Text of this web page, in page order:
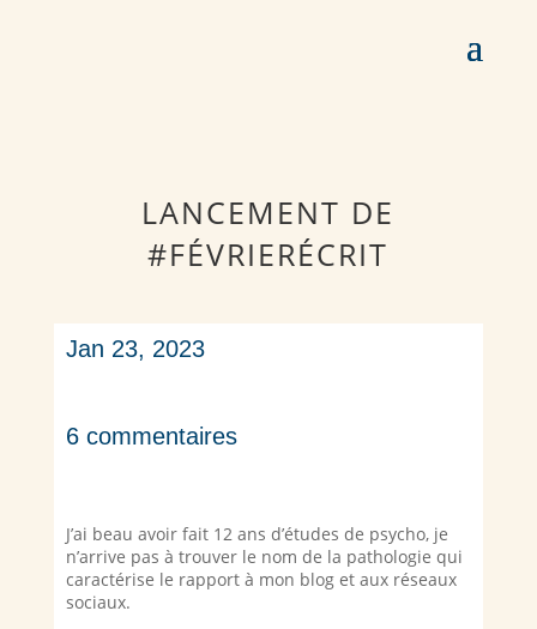
LANCEMENT DE
#FÉVRIERÉCRIT
Jan 23, 2023
6 commentaires
J’ai beau avoir fait 12 ans d’études de psycho, je
n’arrive pas à trouver le nom de la pathologie qui
caractérise le rapport à mon blog et aux réseaux
sociaux.